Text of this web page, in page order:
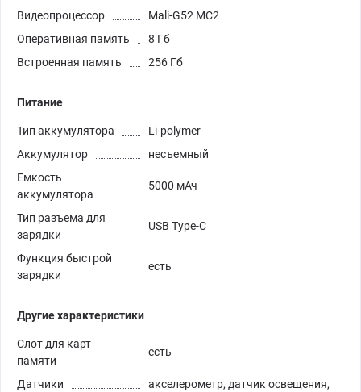
Видеопроцессор
Mali-G52 MC2
Оперативная память
8 Гб
Встроенная память
256 Гб
Питание
Тип аккумулятора
Li-polymer
Аккумулятор
несъемный
Емкость
аккумулятора
5000 мАч
Тип разъема для
зарядки
USB Type-C
Функция быстрой
зарядки
есть
Другие характеристики
Слот для карт
памяти
есть
Датчики
акселерометр, датчик освещения,